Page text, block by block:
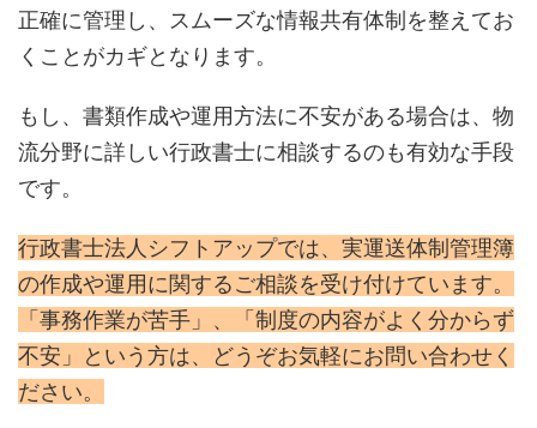
正確に管理し、スムーズな情報共有体制を整えてお
くことがカギとなります。
もし、書類作成や運用方法に不安がある場合は、物
流分野に詳しい行政書士に相談するのも有効な手段
です。
行政書士法人シフトアップでは、実運送体制管理簿
の作成や運用に関するご相談を受け付けています。
「事務作業が苦手」、「制度の内容がよく分からず
不安」という方は、どうぞお気軽にお問い合わせく
ださい。